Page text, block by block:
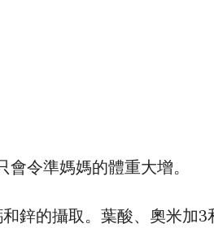
令準媽媽的體重大增。
鋅的攝取。葉酸、奧米加3